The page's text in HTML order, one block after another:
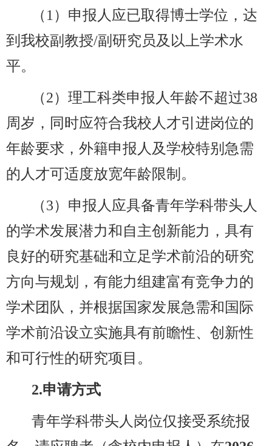
（ 1 ）申报人应已取得博士学位，达
到我校副教授/副研究员及以上学术水
平。
（2）理工科类申报人年龄不超过38
周岁，同时应符合我校人才引进岗位的
年龄要求，外籍申报人及学校特别急需
的人才可适度放宽年龄限制。
（3）申报人应具备青年学科带头人
的学术发展潜力和自主创新能力，具有
良好的研究基础和立足学术前沿的研究
方向与规划，有能力组建富有竞争力的
学术团队，并根据国家发展急需和国际
学术前沿设立实施具有前瞻性、创新性
和可行性的研究项目。
2.申请方式
青年学科带头人岗位仅接受系统报